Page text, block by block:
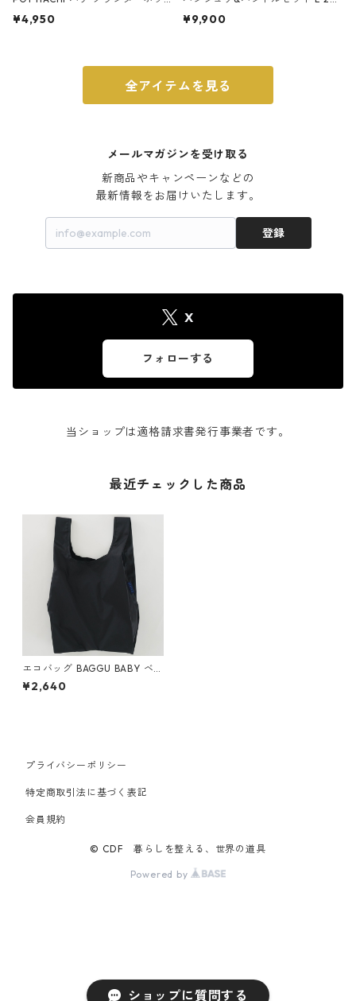
ショップに質問する
ト 3号 ブラック
¥4,950
m ガス火・IH対応 鉄フライパン
¥9,900
全アイテムを見る
メールマガジンを受け取る
新商品やキャンペーンなどの
最新情報をお届けいたします。
登録
X
フォローする
当ショップは適格請求書発行事業者です。
最近チェックした商品
エコバッグ BAGGU BABY ベ
ビーバグゥ バグー ブラック
¥2,640
プライバシーポリシー
特定商取引法に基づく表記
会員規約
© CDF 暮らしを整える、世界の道具
Powered by